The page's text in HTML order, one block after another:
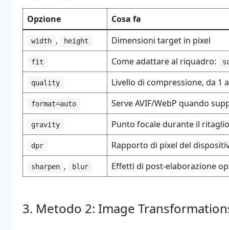
Opzione Cosa fa
width , height Dimensioni target in pixel
fit Come adattare al riquadro:
quality Livello di compressione, da 1
format=auto Serve AVIF/WebP quando
gravity Punto focale durante il
dpr Rapporto di pixel del
sharpen , blur Effetti di post-elaborazione
Metodo 2: Image